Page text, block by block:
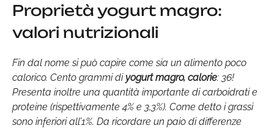
Proprietà yogurt magro:
valori nutrizionali
Fin dal nome si può capire come sia un alimento poco
calorico. Cento grammi diyogurt magro, calorie: 36!
Presenta inoltre una quantità importante di carboidrati e
proteine (rispettivamente 4% e 3,3%). Come detto i grassi
sono inferiori all’1%. Da ricordare un paio di differenze